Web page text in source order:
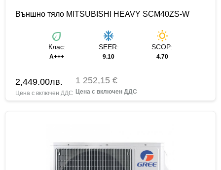
Външно тяло MITSUBISHI HEAVY SCM40ZS-W
eco
Клас:
A+++
ac_unit
SEER:
9.10
wb_sunny
SCOP:
4.70
2,449.00лв. 1 252,15 €